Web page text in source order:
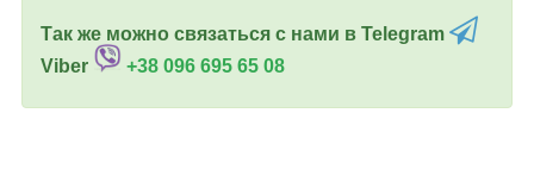
Так же можно связаться с нами в Telegram
Viber
+38 096 695 65 08